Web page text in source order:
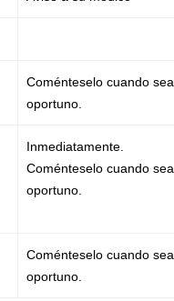
Coménteselo cuando sea
oportuno.
Inmediatamente.
Coménteselo cuando sea
oportuno.
Coménteselo cuando sea
oportuno.